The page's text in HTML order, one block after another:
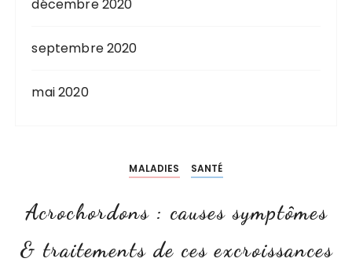
décembre 2020
septembre 2020
mai 2020
MALADIES SANTÉ
Acrochordons : causes symptômes
& traitements de ces excroissances